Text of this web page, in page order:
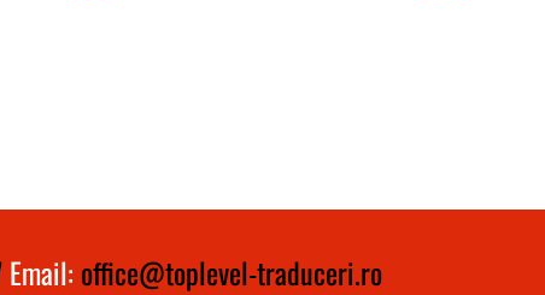
Email: office@toplevel-traduceri.ro